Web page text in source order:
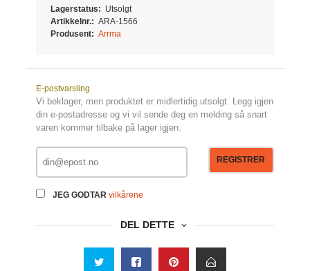
Lagerstatus: Utsolgt
Artikkelnr.: ARA-1566
Produsent: Arrma
E-postvarsling
Vi beklager, men produktet er midlertidig utsolgt. Legg igjen
din e-postadresse og vi vil sende deg en melding så snart
varen kommer tilbake på lager igjen.
JEG GODTAR vilkårene
REGISTRER
DEL DETTE